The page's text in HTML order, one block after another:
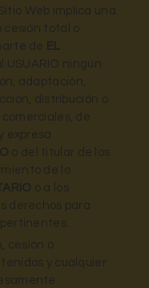
Web implica una
cesión total o
de EL
USUARIO ningún
adaptación,
distribución o
de
expresa
o del titular de los
de lo
o a los
derechos para
cesión o
y cualquier